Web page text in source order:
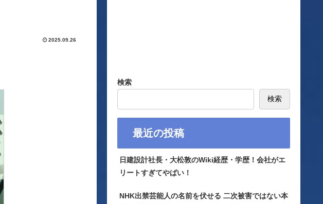
2025.09.26
検索
検索
最近の投稿
日建設計社長・大松敦のWiki経歴・学歴！会社がエ
リートすぎてやばい！
NHK出禁芸能人の名前を伏せる 二次被害ではない本